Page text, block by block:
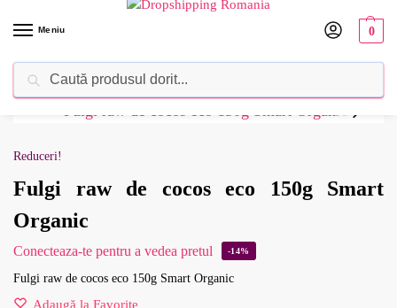
Meniu 0
Dropshipping Romania⚡ Furnizorul tău de produse
Reduceri!
Fulgi raw de cocos eco 150g Smart
Organic
Conecteaza-te pentru a vedea pretul -14%
Fulgi raw de cocos eco 150g Smart Organic
Adaugă la Favorite